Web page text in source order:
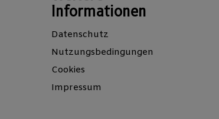
Informationen
Datenschutz
Nutzungsbedingungen
Cookies
Impressum